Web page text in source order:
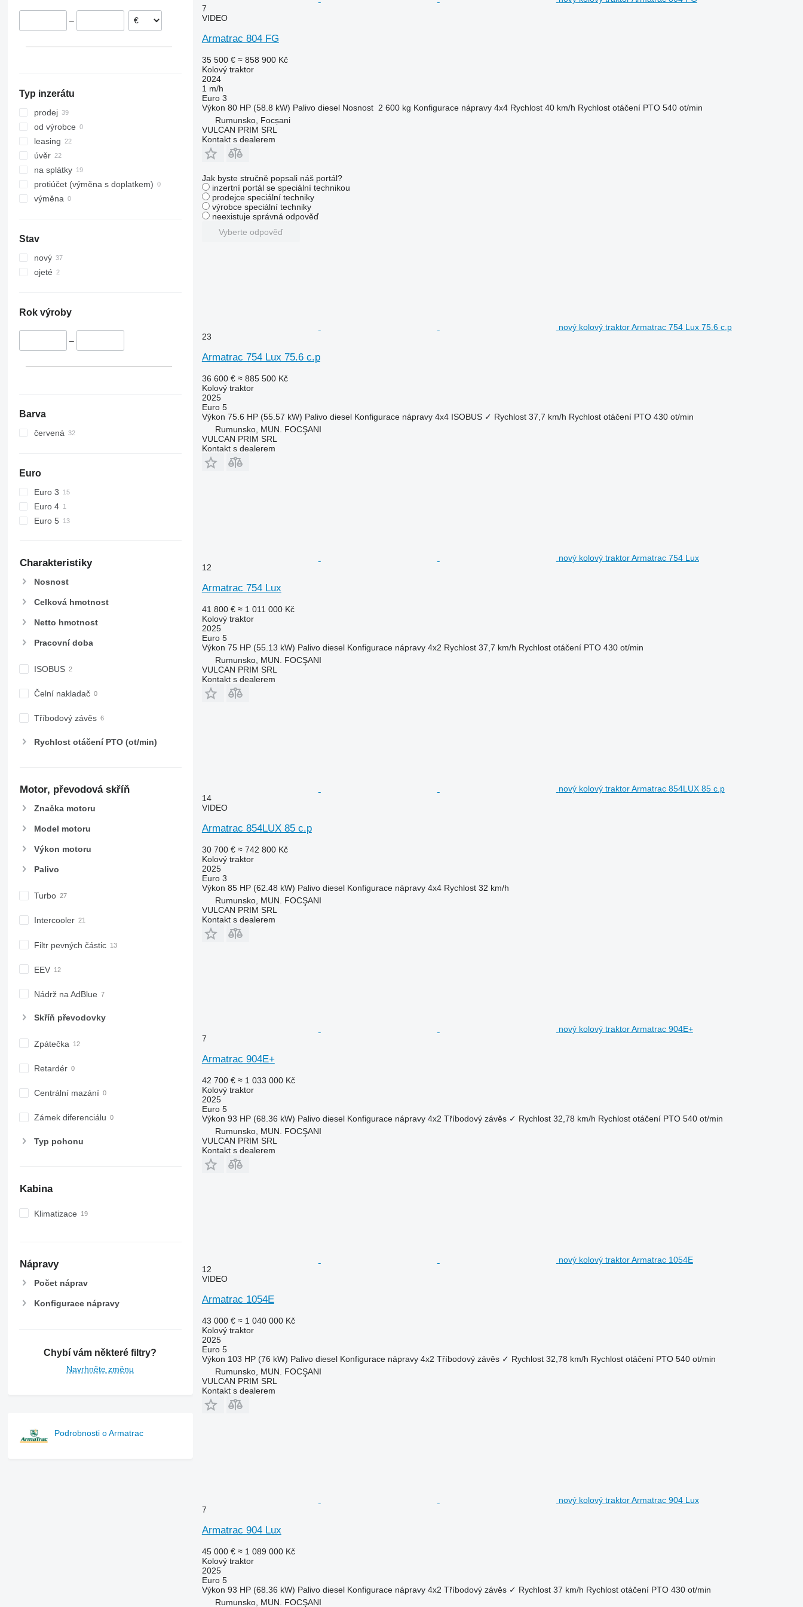
7240
Luxxum
MX
MXM
MXU
Magnum
Maxxum
Optum
Puma
Steiger
Vestrum
TW
2130
3036 E
3038 E
3040
3045 R
3046 R
3050
3140
3320
3720
4052 R
4520
5050 E
5058 E
6090
6100
6110 B
6110 M
6115
6125 M
6125 R
6135
6150 M
6155
6170
6195 M
6200
6220
6250
6320
6410
6510
6600
6620
6810
6830
7200
7215 R
7270 R
7280 R
7600
7700
290
575
590
675
690
698
3060
3080
3085
4345
4708
5455
5611
6480
6485
6495
6499
6715
7475
7480
7618
7624
7716
7718
7722
7726
8250
8660
8727
8737
TS
–
Typ inzerátu
prodej
od výrobce
leasing
úvěr
na splátky
protiúčet (výměna s doplatkem)
výměna
Stav
nový
ojeté
Rok výroby
–
Barva
červená
Euro
Euro 3
Euro 4
Euro 5
Charakteristiky
Nosnost
Celková hmotnost
Netto hmotnost
Pracovní doba
ISOBUS
Čelní nakladač
Tříbodový závěs
Rychlost otáčení PTO (ot/min)
Motor, převodová skříň
Značka motoru
Model motoru
Výkon motoru
Palivo
Turbo
Intercooler
Filtr pevných částic
EEV
Nádrž na AdBlue
Skříň převodovky
Zpátečka
Retardér
Centrální mazání
Zámek diferenciálu
Typ pohonu
Kabina
Klimatizace
Nápravy
Počet náprav
Konfigurace nápravy
Chybí vám některé filtry?
Navrhněte změnu
Podrobnosti o Armatrac
7
VIDEO
Armatrac 804 FG
35 500 € ≈ 858 900 Kč
Kolový traktor
2024
1 m/h
Euro 3
Výkon 80 HP (58.8 kW) Palivo diesel Nosnost 2 600 kg Konfigurace nápravy 4x4 Rychlost 40 km/h Rychlost otáčení PTO 540 ot/min
Rumunsko, Focșani
VULCAN PRIM SRL
Kontakt s dealerem
Jak byste stručně popsali náš portál?
inzertní portál se speciální technikou
prodejce speciální techniky
výrobce speciální techniky
neexistuje správná odpověď
Vyberte odpověď
nový kolový traktor Armatrac 754 Lux 75.6 c.p
23
Armatrac 754 Lux 75.6 c.p
36 600 € ≈ 885 500 Kč
Kolový traktor
2025
Euro 5
Výkon 75.6 HP (55.57 kW) Palivo diesel Konfigurace nápravy 4x4 ISOBUS ✓ Rychlost 37,7 km/h Rychlost otáčení PTO 430 ot/min
Rumunsko, MUN. FOCŞANI
VULCAN PRIM SRL
Kontakt s dealerem
nový kolový traktor Armatrac 754 Lux
12
Armatrac 754 Lux
41 800 € ≈ 1 011 000 Kč
Kolový traktor
2025
Euro 5
Výkon 75 HP (55.13 kW) Palivo diesel Konfigurace nápravy 4x2 Rychlost 37,7 km/h Rychlost otáčení PTO 430 ot/min
Rumunsko, MUN. FOCŞANI
VULCAN PRIM SRL
Kontakt s dealerem
nový kolový traktor Armatrac 854LUX 85 c.p
14
VIDEO
Armatrac 854LUX 85 c.p
30 700 € ≈ 742 800 Kč
Kolový traktor
2025
Euro 3
Výkon 85 HP (62.48 kW) Palivo diesel Konfigurace nápravy 4x4 Rychlost 32 km/h
Rumunsko, MUN. FOCŞANI
VULCAN PRIM SRL
Kontakt s dealerem
nový kolový traktor Armatrac 904E+
7
Armatrac 904E+
42 700 € ≈ 1 033 000 Kč
Kolový traktor
2025
Euro 5
Výkon 93 HP (68.36 kW) Palivo diesel Konfigurace nápravy 4x2 Tříbodový závěs ✓ Rychlost 32,78 km/h Rychlost otáčení PTO 540 ot/min
Rumunsko, MUN. FOCŞANI
VULCAN PRIM SRL
Kontakt s dealerem
nový kolový traktor Armatrac 1054E
12
VIDEO
Armatrac 1054E
43 000 € ≈ 1 040 000 Kč
Kolový traktor
2025
Euro 5
Výkon 103 HP (76 kW) Palivo diesel Konfigurace nápravy 4x2 Tříbodový závěs ✓ Rychlost 32,78 km/h Rychlost otáčení PTO 540 ot/min
Rumunsko, MUN. FOCŞANI
VULCAN PRIM SRL
Kontakt s dealerem
nový kolový traktor Armatrac 904 Lux
7
Armatrac 904 Lux
45 000 € ≈ 1 089 000 Kč
Kolový traktor
2025
Euro 5
Výkon 93 HP (68.36 kW) Palivo diesel Konfigurace nápravy 4x2 Tříbodový závěs ✓ Rychlost 37 km/h Rychlost otáčení PTO 430 ot/min
Rumunsko, MUN. FOCŞANI